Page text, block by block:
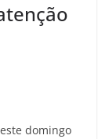
domingo